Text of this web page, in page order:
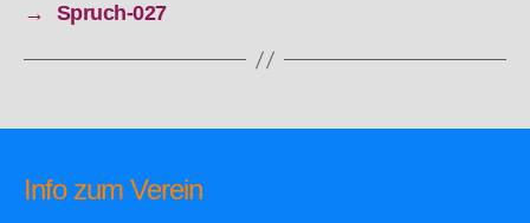
→
Spruch-027
Info zum Verein